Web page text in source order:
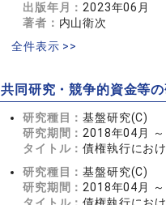
出版年月： 2023年06月
著者： 内山衛次
全件表示 >>
共同研究・競争的資金等
研究種目：基盤研究(C)
研究期間： 2018年04月
タイトル：債権執行にお
研究種目：基盤研究(C)
研究期間： 2018年04月